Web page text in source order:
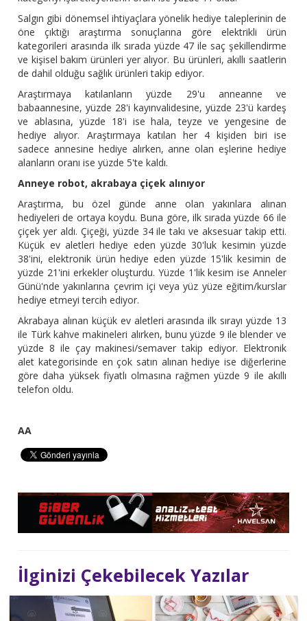
Salgın gibi dönemsel ihtiyaçlara yönelik hediye taleplerinin de
öne çıktığı araştırma sonuçlarına göre elektrikli ürün
kategorileri arasında ilk sırada yüzde 47 ile saç şekillendirme
ve kişisel bakım ürünleri yer alıyor. Bu ürünleri, akıllı saatlerin
de dahil olduğu sağlık ürünleri takip ediyor.
Araştırmaya katılanların yüzde 29'u anneanne ve
babaannesine, yüzde 28'i kayınvalidesine, yüzde 23'ü kardeş
ve ablasına, yüzde 18'i ise hala, teyze ve yengesine de
hediye alıyor. Araştırmaya katılan her 4 kişiden biri ise
sadece annesine hediye alırken, anne olan eşlerine hediye
alanların oranı ise yüzde 5'te kaldı.
Anneye robot, akrabaya çiçek alınıyor
Araştırma, bu özel günde anne olan yakınlara alınan
hediyeleri de ortaya koydu. Buna göre, ilk sırada yüzde 66 ile
çiçek yer aldı. Çiçeği, yüzde 34 ile takı ve aksesuar takip etti.
Küçük ev aletleri hediye eden yüzde 30'luk kesimin yüzde
38'ini, elektronik ürün hediye eden yüzde 15'lik kesimin de
yüzde 21'ini erkekler oluşturdu. Yüzde 1'lik kesim ise Anneler
Günü'nde yakınlarına çevrim içi veya yüz yüze eğitim/kurslar
hediye etmeyi tercih ediyor.
Akrabaya alınan küçük ev aletleri arasında ilk sırayı yüzde 13
ile Türk kahve makineleri alırken, bunu yüzde 9 ile blender ve
yüzde 8 ile çay makinesi/semaver takip ediyor. Elektronik
alet kategorisinde en çok satın alınan hediye ise diğerlerine
göre daha yüksek fiyatlı olmasına rağmen yüzde 9 ile akıllı
telefon oldu.
AA
İlginizi Çekebilecek Yazılar